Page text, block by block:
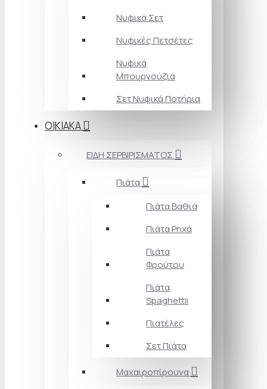
Νυφικά Σετ
Νυφικές Πετσέτες
Νυφικά
Μπουρνούζια
Σετ Νυφικά Ποτήρια
ΟΙΚΙΑΚΑ
ΕΙΔΗ ΣΕΡΒΙΡΙΣΜΑΤΟΣ
Πιάτα
Πιάτα Βαθιά
Πιάτα Ρηχά
Πιάτα
Φρούτου
Πιάτα
Spaghettii
Πιατέλες
Σετ Πιάτα
Μαχαιροπίρουνα